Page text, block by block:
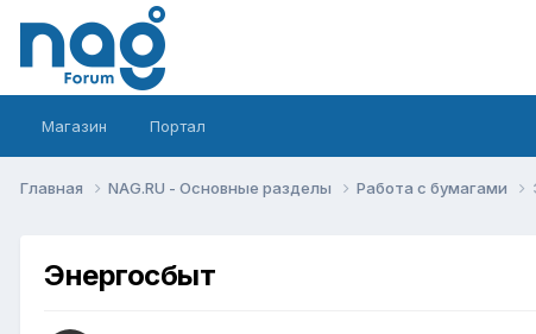
Магазин Портал
Главная NAG.RU - Основные разделы Работа с бумагами
Энергосбыт